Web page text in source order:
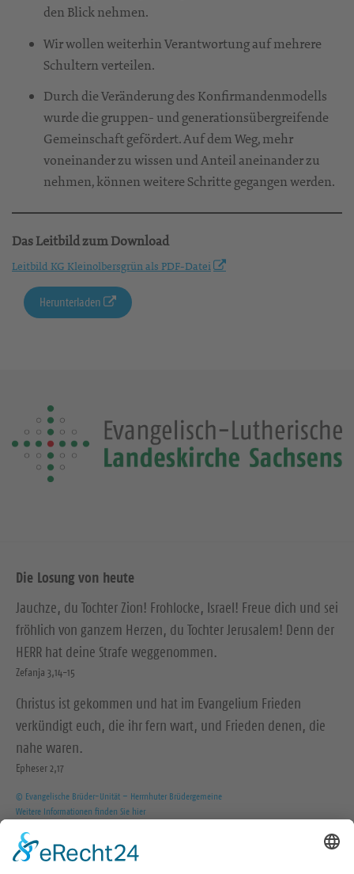
den Blick nehmen.
Wir wollen weiterhin Verantwortung auf mehrere
Schultern verteilen.
Durch die Veränderung des Konfirmandenmodells
wurde die gruppen- und generationsübergreifende
Gemeinschaft gefördert. Auf dem Weg, mehr
voneinander zu wissen und Anteil aneinander zu
nehmen, können weitere Schritte gegangen werden.
Das Leitbild zum Download
Leitbild KG Kleinolbersgrün als PDF-Datei
Herunterladen
Die Losung von heute
Jauchze, du Tochter Zion! Frohlocke, Israel! Freue dich und sei
fröhlich von ganzem Herzen, du Tochter Jerusalem! Denn der
HERR hat deine Strafe weggenommen.
Zefanja 3,14-15
Christus ist gekommen und hat im Evangelium Frieden
verkündigt euch, die ihr fern wart, und Frieden denen, die
nahe waren.
Epheser 2,17
© Evangelische Brüder-Unität – Herrnhuter Brüdergemeine
Weitere Informationen finden Sie hier
Wir in den sozialen Medien